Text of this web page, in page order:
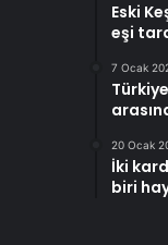
Eski
eşi
7 Ocak
20 Ocak
İki
biri